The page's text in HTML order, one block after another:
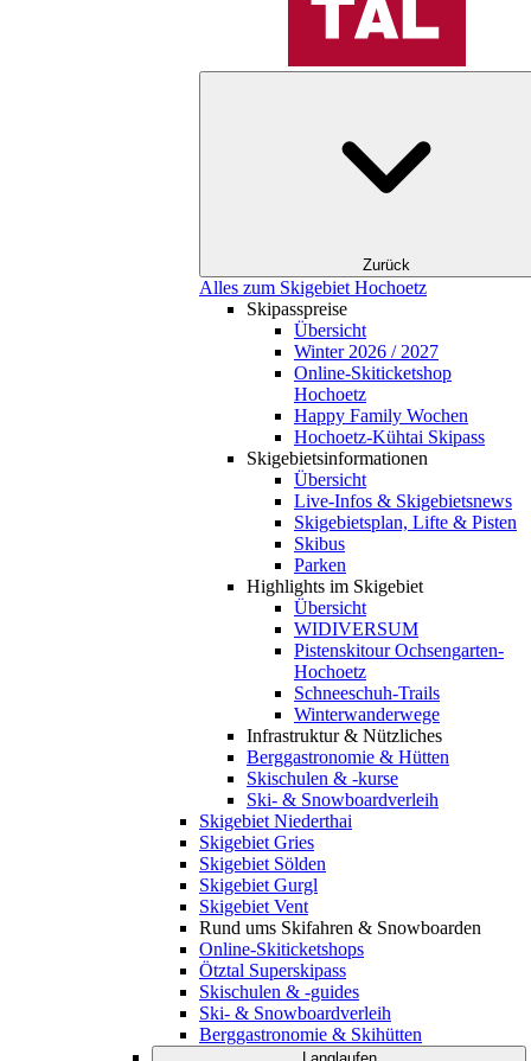
Zurück
Alles zum Skigebiet Hochoetz
Skipasspreise
Übersicht
Winter 2026 / 2027
Online-Skiticketshop
Hochoetz
Happy Family Wochen
Hochoetz-Kühtai Skipass
Skigebietsinformationen
Übersicht
Live-Infos & Skigebietsnews
Skigebietsplan, Lifte & Pisten
Skibus
Parken
Highlights im Skigebiet
Übersicht
WIDIVERSUM
Pistenskitour Ochsengarten-
Hochoetz
Schneeschuh-Trails
Winterwanderwege
Infrastruktur & Nützliches
Berggastronomie & Hütten
Skischulen & -kurse
Ski- & Snowboardverleih
Skigebiet Niederthai
Skigebiet Gries
Skigebiet Sölden
Skigebiet Gurgl
Skigebiet Vent
Rund ums Skifahren & Snowboarden
Online-Skiticketshops
Ötztal Superskipass
Skischulen & -guides
Ski- & Snowboardverleih
Berggastronomie & Skihütten